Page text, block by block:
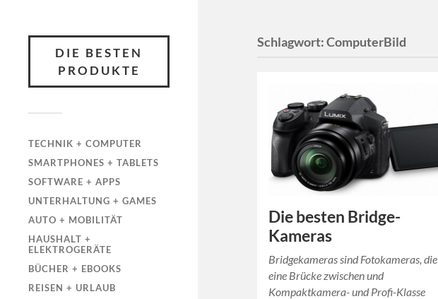
DIE BESTEN
PRODUKTE
TECHNIK + COMPUTER
SMARTPHONES + TABLETS
SOFTWARE + APPS
UNTERHALTUNG + GAMES
AUTO + MOBILITÄT
HAUSHALT +
ELEKTROGERÄTE
BÜCHER + EBOOKS
REISEN + URLAUB
Schlagwort:ComputerBild
Die besten Bridge-
Kameras
Bridgekameras sind Fotokameras, die
eine Brücke zwischen und
Kompaktkamera- und Profi-Klasse